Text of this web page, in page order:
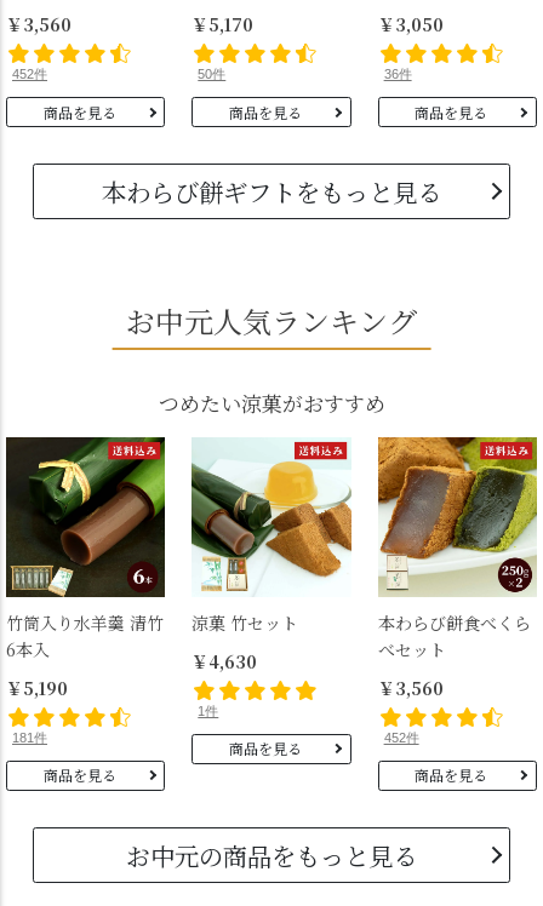
￥3,560
452件
商品を見る
￥5,170
50件
商品を見る
￥3,050
36件
商品を見る
本わらび餅ギフトをもっと見る
お中元人気ランキング
つめたい涼菓がおすすめ
竹筒入り水羊羹 清竹
6本入
￥5,190
181件
商品を見る
涼菓 竹セット
￥4,630
1件
商品を見る
本わらび餅食べくら
べセット
￥3,560
452件
商品を見る
お中元の商品をもっと見る